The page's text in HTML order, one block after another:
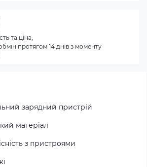
зарядний пристрій
матеріал
з пристроями
та ціна;
протягом 14 днів з моменту